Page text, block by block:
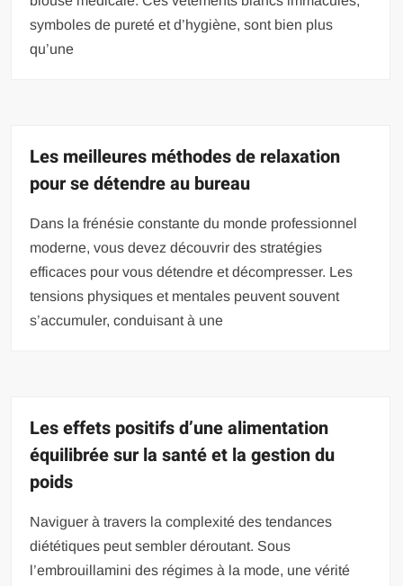
symboles de pureté et d’hygiène, sont bien plus
qu’une
Les meilleures méthodes de relaxation
pour se détendre au bureau
Dans la frénésie constante du monde professionnel
moderne, vous devez découvrir des stratégies
efficaces pour vous détendre et décompresser. Les
tensions physiques et mentales peuvent souvent
s’accumuler, conduisant à une
Les effets positifs d’une alimentation
équilibrée sur la santé et la gestion du
poids
Naviguer à travers la complexité des tendances
diététiques peut sembler déroutant. Sous
l’embrouillamini des régimes à la mode, une vérité